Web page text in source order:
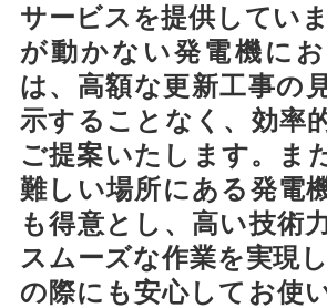
サービスを提供してい
が動かない発電機に
は、高額な更新工事の
示することなく、効率
ご提案いたします。ま
難しい場所にある発電
も得意とし、高い技術
スムーズな作業を実現
の際にも安心してお使